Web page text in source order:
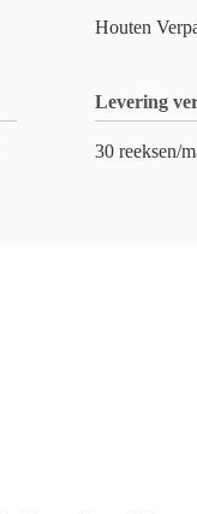
Houten
Levering
30 reeksen/